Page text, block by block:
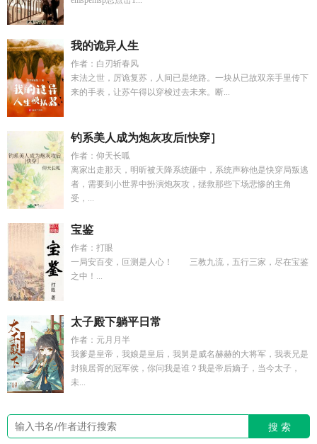
我的诡异人生
作者：白刃斩春风
末法之世，厉诡复苏，人间已是绝路。一块从已故双亲手里传下
来的手表，让苏午得以穿梭过去未来。断...
钓系美人成为炮灰攻后[快穿］
作者：仰天长呱
离家出走那天，明昕被天降系统砸中，系统声称他是快穿局叛逃
者，需要到小世界中扮演炮灰攻，拯救那些下场悲惨的主角
受，...
宝鉴
作者：打眼
一局安百变，叵测是人心！ 三教九流，五行三家，尽在宝鉴
之中！...
太子殿下躺平日常
作者：元月月半
我爹是皇帝，我娘是皇后，我舅是威名赫赫的大将军，我表兄是
封狼居胥的冠军侯，你问我是谁？我是帝后嫡子，当今太子，
未...
搜 索